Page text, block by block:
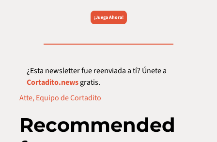
¡Juega Ahora!
Cortadito.news gratis.
Atte, Equipo de Cortadito
Recommended